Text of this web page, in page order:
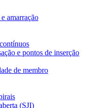
amarração
e pontos de inserção
de membro
(SJI)